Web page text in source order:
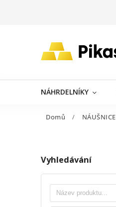
NÁHRDELNÍKY
Domů / NÁUŠNICE
Vyhledávání